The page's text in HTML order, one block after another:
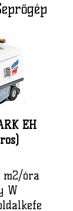
EH
m2/óra
W